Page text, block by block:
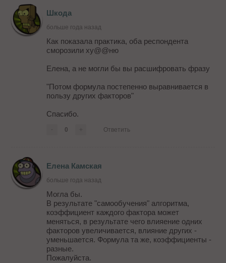
Шкода
больше года назад
Как показала практика, оба респондента
сморозили ху@@ню
Елена, а не могли бы вы расшифровать фразу
"Потом формула постепенно выравнивается в
пользу других факторов"
Спасибо.
0 Ответить
Елена Камская
больше года назад
Могла бы.
В результате "самообучения" алгоритма,
коэффициент каждого фактора может
меняться, в результате чего влияение одних
факторов увеличивается, влияние других -
уменьшается. Формула та же, коэффициенты -
разные.
Пожалуйста.